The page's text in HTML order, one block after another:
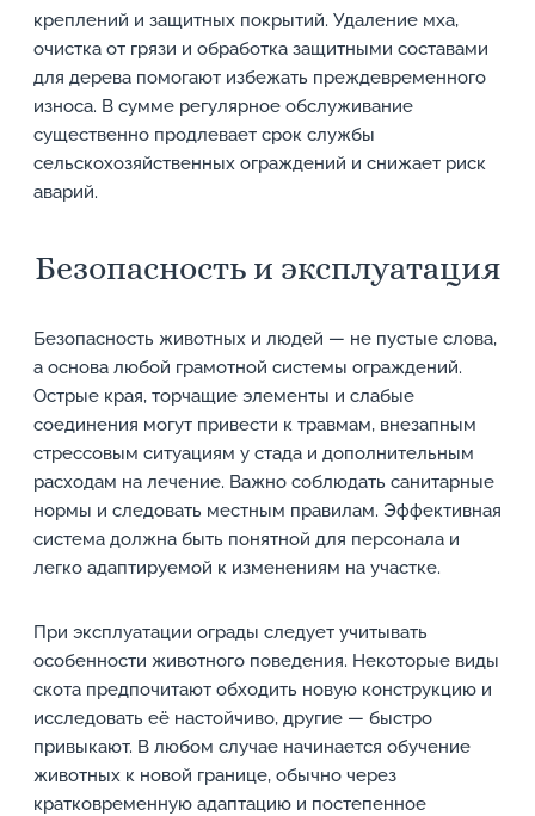
креплений и защитных покрытий. Удаление мха,
очистка от грязи и обработка защитными составами
для дерева помогают избежать преждевременного
износа. В сумме регулярное обслуживание
существенно продлевает срок службы
сельскохозяйственных ограждений и снижает риск
аварий.
Безопасность и эксплуатация
Безопасность животных и людей — не пустые слова,
а основа любой грамотной системы ограждений.
Острые края, торчащие элементы и слабые
соединения могут привести к травмам, внезапным
стрессовым ситуациям у стада и дополнительным
расходам на лечение. Важно соблюдать санитарные
нормы и следовать местным правилам. Эффективная
система должна быть понятной для персонала и
легко адаптируемой к изменениям на участке.
При эксплуатации ограды следует учитывать
особенности животного поведения. Некоторые виды
скота предпочитают обходить новую конструкцию и
исследовать её настойчиво, другие — быстро
привыкают. В любом случае начинается обучение
животных к новой границе, обычно через
кратковременную адаптацию и постепенное